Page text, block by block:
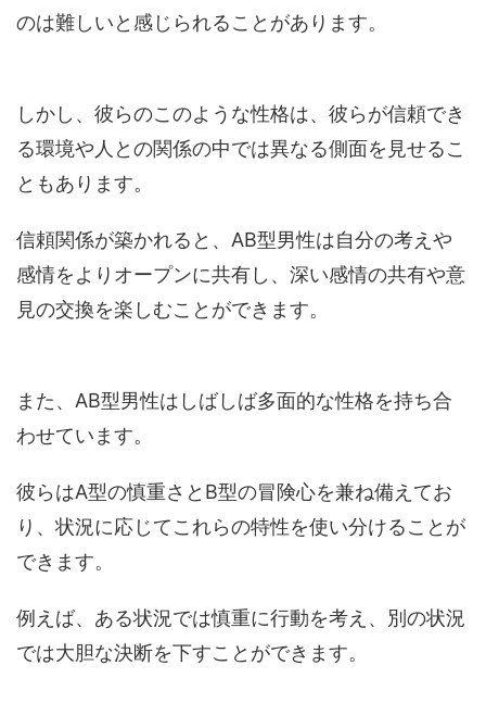
のは難しいと感じられることがあります。
しかし、彼らのこのような性格は、彼らが信頼でき
る環境や人との関係の中では異なる側面を見せるこ
ともあります。
信頼関係が築かれると、AB型男性は自分の考えや
感情をよりオープンに共有し、深い感情の共有や意
見の交換を楽しむことができます。
また、AB型男性はしばしば多面的な性格を持ち合
わせています。
彼らはA型の慎重さとB型の冒険心を兼ね備えてお
り、状況に応じてこれらの特性を使い分けることが
できます。
例えば、ある状況では慎重に行動を考え、別の状況
では大胆な決断を下すことができます。